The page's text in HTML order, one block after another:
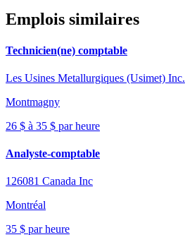
Emplois similaires
Technicien(ne) comptable
Les Usines Metallurgiques (Usimet) Inc.
Montmagny
26 $ à 35 $ par heure
Analyste-comptable
126081 Canada Inc
Montréal
35 $ par heure